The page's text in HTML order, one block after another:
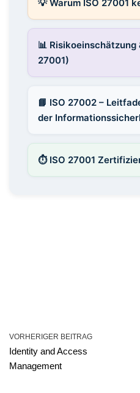
💡 Warum ISO 27001
📊 Risikoeinschätzung
27001)
📘 ISO 27002 –
der
⏱ ISO 27001
VORHERIGER BEITRAG
Identity and Access
Management